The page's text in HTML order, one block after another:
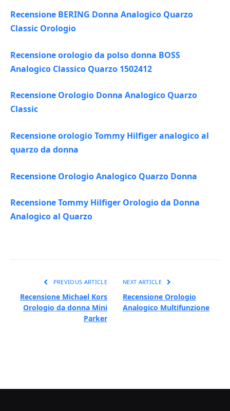
Recensione BERING Donna Analogico Quarzo
Classic Orologio
Recensione orologio da polso donna BOSS
Analogico Classico Quarzo 1502412
Recensione Orologio Donna Analogico Quarzo
Classic
Recensione orologio Tommy Hilfiger analogico al
quarzo da donna
Recensione Orologio Analogico Quarzo Donna
Recensione Tommy Hilfiger Orologio da Donna
Analogico al Quarzo
PREVIOUS ARTICLE
Recensione Michael Kors
Orologio da donna Mini
Parker
NEXT ARTICLE
Recensione Orologio
Analogico Multifunzione